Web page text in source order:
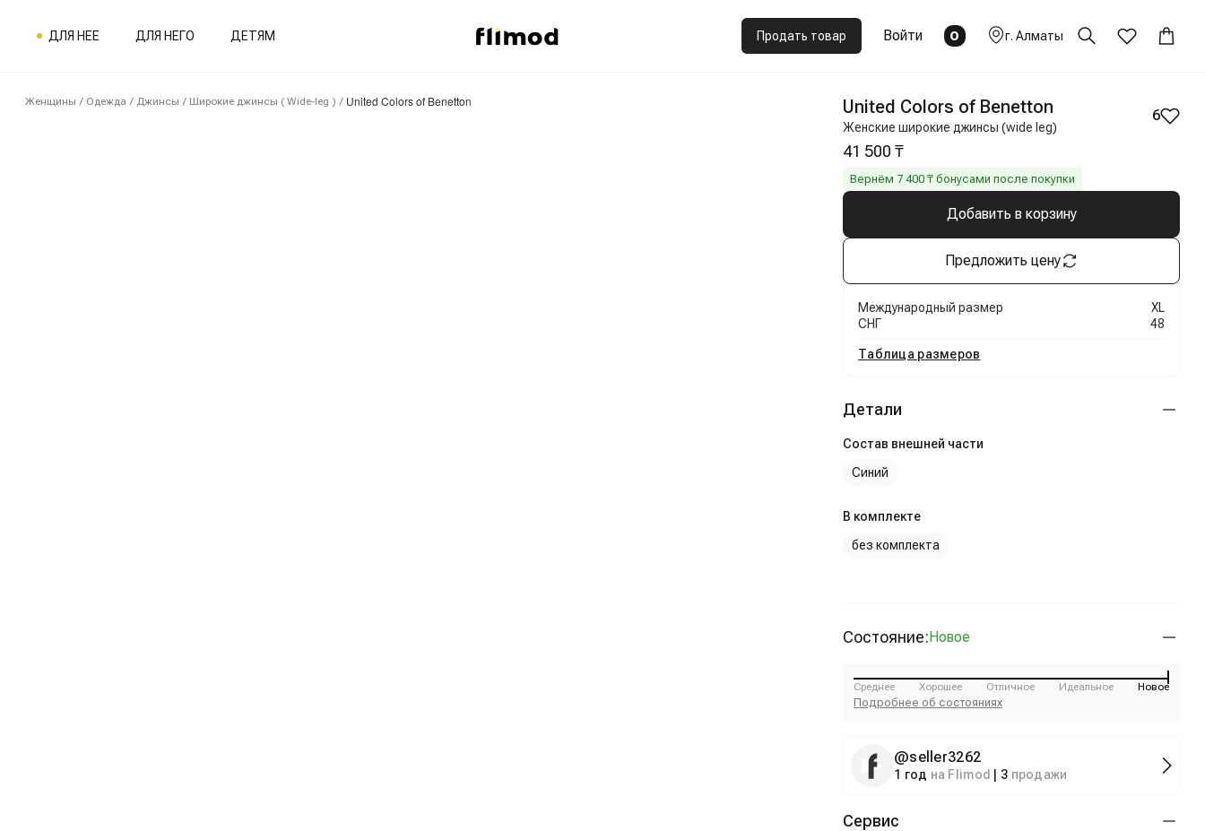
ДЛЯ НЕЕ ДЛЯ НЕГО ДЕТЯМ Продать товар Войти 0 г. Алматы
Женщины / Одежда / Джинсы / Широкие джинсы ( Wide-leg ) / United Colors of Benetton United Colors of Benetton
Женские широкие джинсы (wide leg)
6
41 500 ₸
Вернём 7 400 ₸ бонусами после покупки
Добавить в корзину
Предложить цену
Международный размер
XL
СНГ
48
Таблица размеров
Детали
Состав внешней части
Синий
В комплекте
без комплекта
Состояние:Новое
Среднее Хорошее Отличное Идеальное Новое
Подробнее об состояниях
@seller3262
1 год на Flimod 3 продажи
Сервис